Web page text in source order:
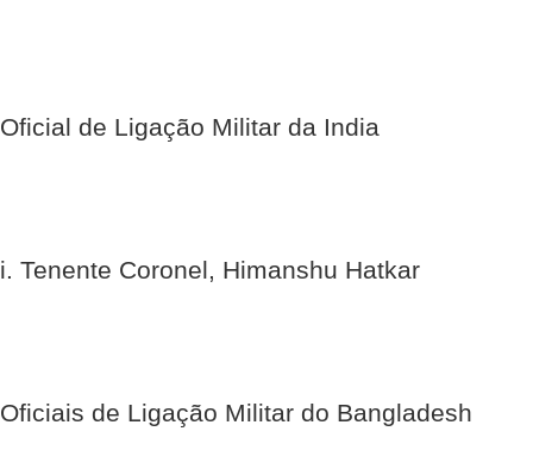
Oficial de Ligação Militar da India
i. Tenente Coronel, Himanshu Hatkar
Oficiais de Ligação Militar do Bangladesh